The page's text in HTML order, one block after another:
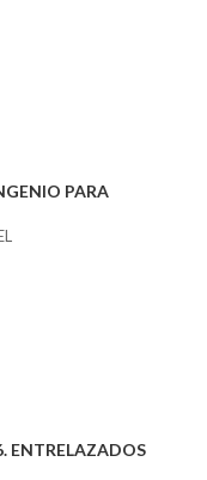
PARA
ENTRELAZADOS